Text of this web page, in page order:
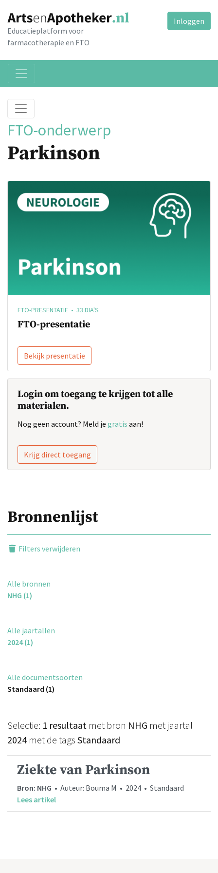
Educatieplatform voor
farmacotherapie en FTO
Inloggen
FTO-onderwerp
Parkinson
FTO-PRESENTATIE • 33 DIA'S
FTO-presentatie
Bekijk presentatie
Login om toegang te krijgen tot alle
materialen.
Nog geen account? Meld je gratis aan!
Krijg direct toegang
Bronnenlijst
Filters verwijderen
Alle bronnen
NHG (1)
Alle jaartallen
2024 (1)
Alle documentsoorten
Standaard (1)
Selectie: 1 resultaat met bron NHG met jaartal
2024 met de tags Standaard
Ziekte van Parkinson
Bron: NHG • Auteur: Bouma M • 2024 • Standaard
Lees artikel